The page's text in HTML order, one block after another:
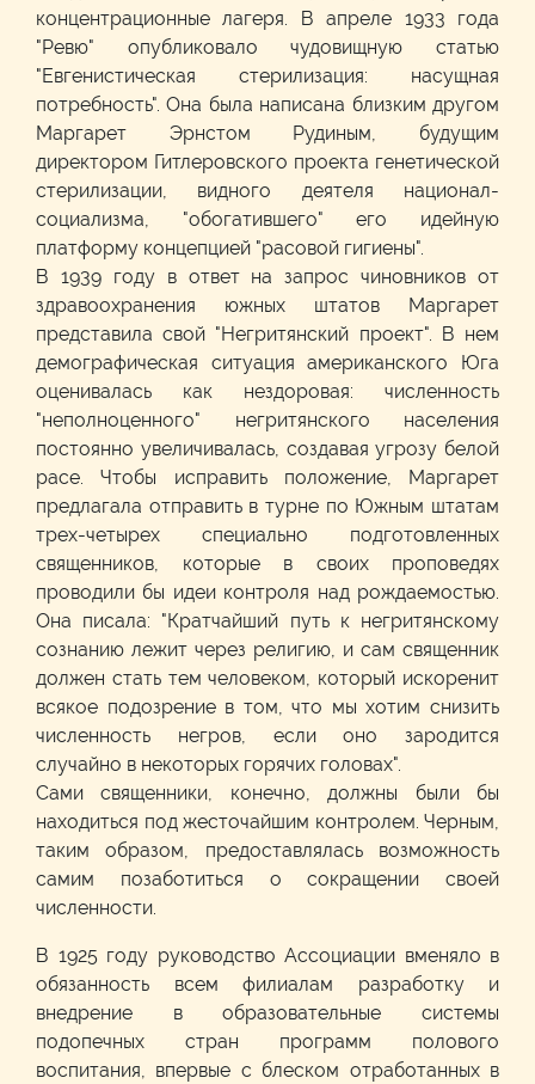
концентрационные лагеря. В апреле 1933 года
"Ревю" опубликовало чудовищную статью
"Евгенистическая стерилизация: насущная
потребность". Она была написана близким другом
Маргарет Эрнстом Рудиным, будущим
директором Гитлеровского проекта генетической
стерилизации, видного деятеля национал-
социализма, "обогатившего" его идейную
платформу концепцией "расовой гигиены".
В 1939 году в ответ на запрос чиновников от
здравоохранения южных штатов Маргарет
представила свой "Негритянский проект". В нем
демографическая ситуация американского Юга
оценивалась как нездоровая: численность
"неполноценного" негритянского населения
постоянно увеличивалась, создавая угрозу белой
расе. Чтобы исправить положение, Маргарет
предлагала отправить в турне по Южным штатам
трех-четырех специально подготовленных
священников, которые в своих проповедях
проводили бы идеи контроля над рождаемостью.
Она писала: "Кратчайший путь к негритянскому
сознанию лежит через религию, и сам священник
должен стать тем человеком, который искоренит
всякое подозрение в том, что мы хотим снизить
численность негров, если оно зародится
случайно в некоторых горячих головах".
Сами священники, конечно, должны были бы
находиться под жесточайшим контролем. Черным,
таким образом, предоставлялась возможность
самим позаботиться о сокращении своей
численности.
В 1925 году руководство Ассоциации вменяло в
обязанность всем филиалам разработку и
внедрение в образовательные системы
подопечных стран программ полового
воспитания, впервые с блеском отработанных в